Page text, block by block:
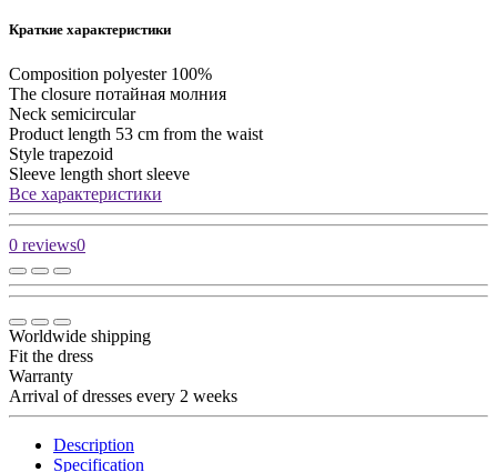
Краткие характеристики
Composition polyester 100%
The closure потайная молния
Neck semicircular
Product length 53 cm from the waist
Style trapezoid
Sleeve length short sleeve
Все характеристики
0 reviews0
Worldwide shipping
Fit the dress
Warranty
Arrival of dresses every 2 weeks
Description
Specification